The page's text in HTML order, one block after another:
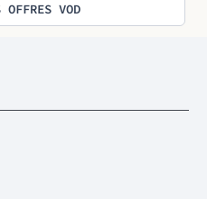
OFFRES VOD